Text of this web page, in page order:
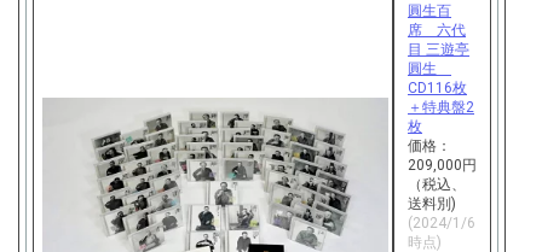
圓生百
席 六代
目 三遊亭
圓生
CD116枚
＋特典盤2
枚
価格：
209,000円
（税込、
送料別)
(2024/1/6
時点)